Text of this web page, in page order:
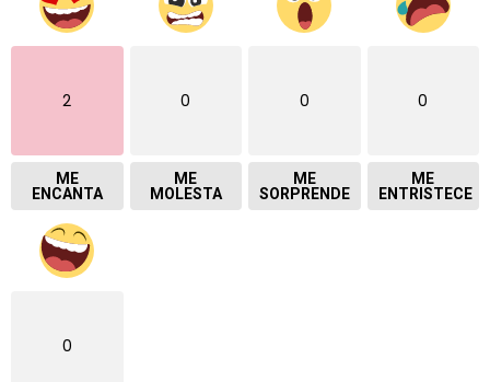
2
ME
ENCANTA
0
ME
MOLESTA
0
ME
SORPRENDE
0
ME
ENTRISTECE
0